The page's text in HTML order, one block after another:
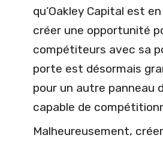
qu’Oakley Capital est
créer une opportunité
compétiteurs avec sa
porte est désormais
pour un autre panneau
capable de
Malheureusement,